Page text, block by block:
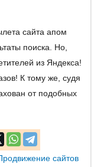
сайта апом
поиска. Но,
из Яндекса!
К тому же, судя
от подобных
сайтов